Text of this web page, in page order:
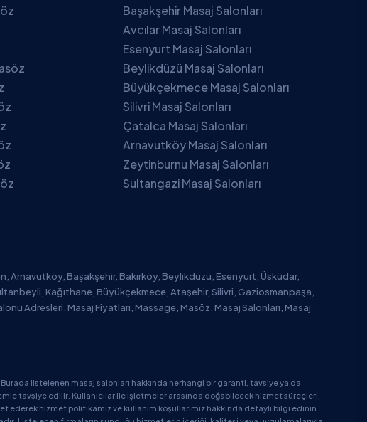
Başakşehir Masaj Salonları
Avcılar Masaj Salonları
Esenyurt Masaj Salonları
Beylikdüzü Masaj Salonları
Büyükçekmece Masaj Salonları
Silivri Masaj Salonları
Çatalca Masaj Salonları
Arnavutköy Masaj Salonları
Zeytinburnu Masaj Salonları
Sultangazi Masaj Salonları
Arnavutköy, Başakşehir, Bakırköy, Beylikdüzü, Esenyurt, Üsküdar,
Kağıthane, Büyükçekmece, Ataşehir, Silivri, Gaziosmanpaşa,
Adresleri, Masaj Fiyatları, Massage, Masöz, Masaj Salonları, Masaj
listelenen masaj salonları hakkında herhangi bir garanti, tavsiye ya da
tavsiye edilir. Kullanıcılar ile işletmeler arasında doğabilecek hizmet süreçleri,
ederek hizmet politikamız ve kullanım koşullarımız hakkında detaylı bilgi edinin.